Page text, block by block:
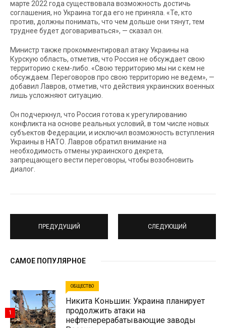
марте 2022 года существовала возможность достичь
соглашения, но Украина тогда его не приняла. «Те, кто
против, должны понимать, что чем дольше они тянут, тем
труднее будет договариваться», — сказал он.
Министр также прокомментировал атаку Украины на
Курскую область, отметив, что Россия не обсуждает свою
территорию с кем-либо. «Свою территорию мы ни с кем не
обсуждаем. Переговоров про свою территорию не ведем», —
добавил Лавров, отметив, что действия украинских военных
лишь усложняют ситуацию.
Он подчеркнул, что Россия готова к урегулированию
конфликта на основе реальных условий, в том числе новых
субъектов Федерации, и исключил возможность вступления
Украины в НАТО. Лавров обратил внимание на
необходимость отмены украинского декрета,
запрещающего вести переговоры, чтобы возобновить
диалог.
ПРЕДУДУЩИЙ СЛЕДУЮЩИЙ
САМОЕ ПОПУЛЯРНОЕ
ОБЩЕСТВО
Никита Коньшин: Украина планирует
продолжить атаки на
нефтеперерабатывающие заводы
1